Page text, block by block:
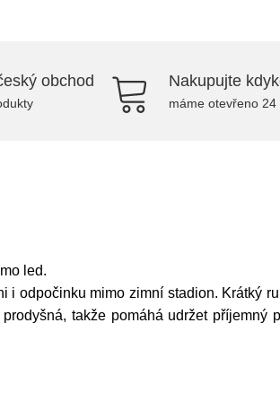
obchod Nakupujte
máme otevřeno
led.
i odpočinku mimo zimní stadion. Krátký
takže pomáhá udržet příjemný